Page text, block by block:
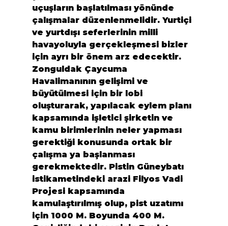
uçuşların başlatılması yönünde
çalışmalar düzenlenmelidir. Yurtiçi
ve yurtdışı seferlerinin milli
havayoluyla gerçekleşmesi bizler
için ayrı bir önem arz edecektir.
Zonguldak Çaycuma
Havalimanının gelişimi ve
büyütülmesi için bir lobi
oluşturarak, yapılacak eylem planı
kapsamında işletici şirketin ve
kamu birimlerinin neler yapması
gerektiği konusunda ortak bir
çalışma ya başlanması
gerekmektedir. Pistin Güneybatı
istikametindeki arazi Filyos Vadi
Projesi kapsamında
kamulaştırılmış olup, pist uzatımı
için 1000 M. Boyunda 400 M.